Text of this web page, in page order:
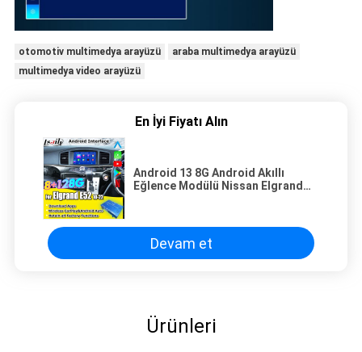
otomotiv multimedya arayüzü
araba multimedya arayüzü
multimedya video arayüzü
En İyi Fiyatı Alın
Android 13 8G Android Akıllı
Eğlence Modülü Nissan Elgrand
Devam et
Ürünleri